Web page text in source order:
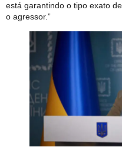
está garantindo o tipo exato
o agressor.”